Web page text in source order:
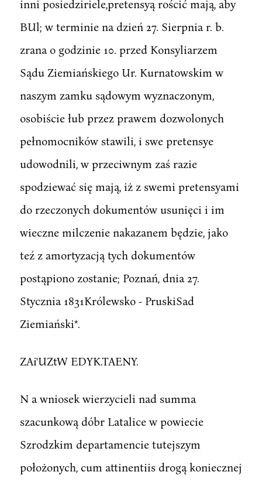
inni posiedziriele,pretensyą rościć mają, aby
BUl; w terminie na dzień 27. Sierpnia r. b.
zrana o godzinie 10. przed Konsyliarzem
Sądu Ziemiańskiego Ur. Kurnatowskim w
naszym zamku sądowym wyznaczonym,
osobiście łub przez prawem dozwolonych
pełnomocników stawili, i swe pretensye
udowodnili, w przeciwnym zaś razie
spodziewać się mają, iż z swemi pretensyami
do rzeczonych dokumentów usunięci i im
wieczne milczenie nakazanem będzie, jako
teź z amortyzacją tych dokumentów
postąpiono zostanie; Poznań, dnia 27.
Stycznia 1831Królewsko - PruskiSad
Ziemiański*.
ZAi'UZtW EDYK.TAENY.
N a wniosek wierzycieli nad summa
szacunkową dóbr Latalice w powiecie
Szrodzkim departamencie tutejszym
położonych, cum attinentiis drogą koniecznej